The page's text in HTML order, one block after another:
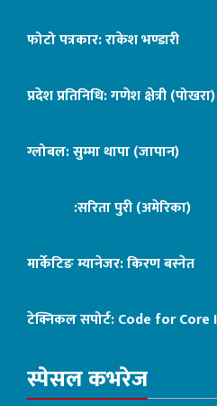
फोटो पत्रकार: राकेश भण्डारी
प्रदेश प्रतिनिधि: गणेश क्षेत्री (पोखरा)
ग्लोबल: सुम्मा थापा (जापान)
:सरिता पुरी (अमेरिका)
मार्केटिङ म्यानेजर: किरण बस्नेत
टेक्निकल सपोर्ट:Code for
स्पेसल कभरेज